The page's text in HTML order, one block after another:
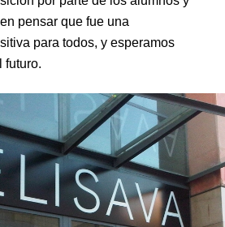
pensar que fue una
para todos, y esperamos
futuro.